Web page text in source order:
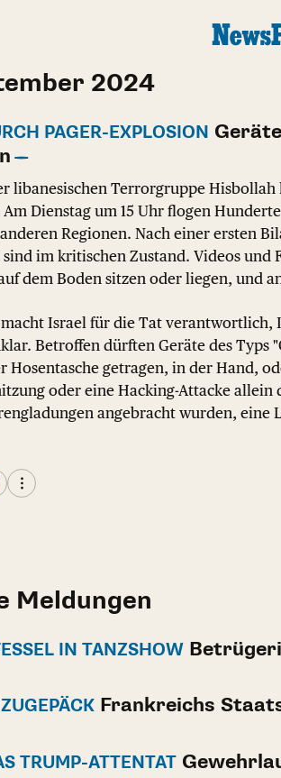
2024
PAGER-EXPLOSION
libanesischen Terrorgruppe
Dienstag um 15 Uhr flogen
Regionen. Nach einer ersten
im kritischen Zustand. Videos und
dem Boden sitzen oder liegen, und
Israel für die Tat
Betroffen dürften Geräte des Typs
Hosentasche getragen, in der Hand,
oder eine Hacking-Attacke
angebracht wurden,
Meldungen
IN TANZSHOW
Frankreichs
TRUMP-ATTENTAT